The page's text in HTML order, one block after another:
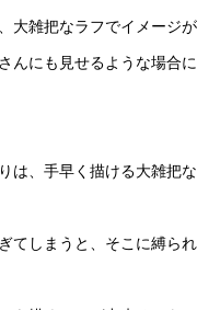
大雑把なラフでイメージ
んにも見せるような場合
は、手早く描ける大雑把
てしまうと、そこに縛ら